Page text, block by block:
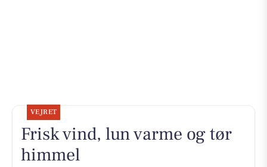
VEJRET
Frisk vind, lun varme og tør
himmel